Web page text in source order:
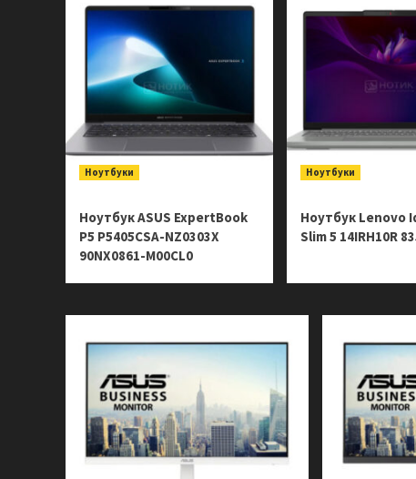
Ноутбуки
Ноутбук ASUS ExpertBook
P5 P5405CSA-NZ0303X
90NX0861-M00CL0
Ноутбуки
Ноутбук Lenovo
Slim 5 14IRH10R